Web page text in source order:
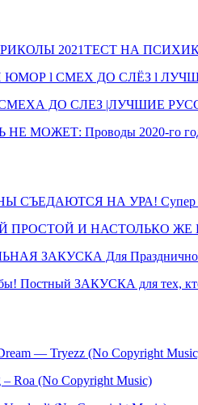
2021ТЕСТ НА
l СМЕХ ДО СЛЁЗ l
ДО СЛЕЗ |ЛУЧШИЕ
МОЖЕТ: Проводы 2020-го
СЪЕДАЮТСЯ НА УРА! Супер
ПРОСТОЙ И НАСТОЛЬКО ЖЕ
ЗАКУСКА Для
Постный ЗАКУСКА для тех,
— Tryezz (No Copyright
– Roa (No Copyright Music)